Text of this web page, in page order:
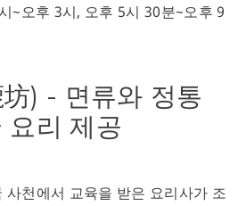
~오후 3시, 오후 5시 30분~오후 9
) - 면류와 정통
요리 제공
사천에서 교육을 받은 요리사가 조